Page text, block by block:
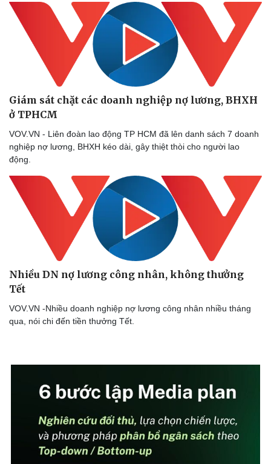
Giám sát chặt các doanh nghiệp nợ lương, BHXH
ở TPHCM
VOV.VN - Liên đoàn lao động TP HCM đã lên danh sách 7 doanh
nghiệp nợ lương, BHXH kéo dài, gây thiệt thòi cho người lao
động.
Nhiều DN nợ lương công nhân, không thưởng
Tết
VOV.VN -Nhiều doanh nghiệp nợ lương công nhân nhiều tháng
qua, nói chi đến tiền thưởng Tết.